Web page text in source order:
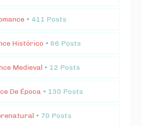
• 411 Posts
Histórico • 66 Posts
Medieval • 12 Posts
De Época • 130 Posts
• 70 Posts